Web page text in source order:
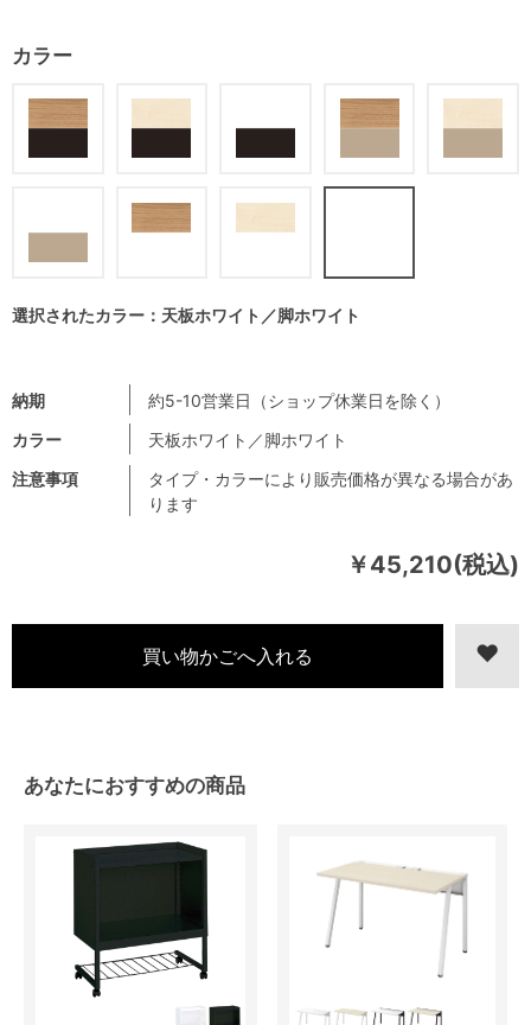
￥45,210(税込)
注意事項
タイプ・カラーにより販売価格が異なる場合があ
ります
納期
約5-10営業日（ショップ休業日を除く）
カラー
天板ホワイト／脚ホワイト
カラー
選択されたカラー：天板ホワイト／脚ホワイト
あなたにおすすめの商品